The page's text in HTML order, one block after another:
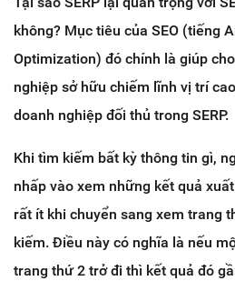
không? Mục tiêu của SEO (tiếng
Optimization) đó chính là giúp
nghiệp sở hữu chiếm lĩnh vị trí
doanh nghiệp đối thủ trong SERP.
Khi tìm kiếm bất kỳ thông tin gì,
nhấp vào xem những kết quả
rất ít khi chuyển sang xem trang
kiếm. Điều này có nghĩa là nếu
trang thứ 2 trở đi thì kết quả đó